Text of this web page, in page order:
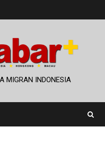
MIGRAN INDONESIA